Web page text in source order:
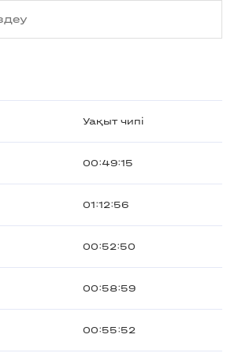
Уақыт чипі
00:49:15
01:12:56
00:52:50
00:58:59
00:55:52